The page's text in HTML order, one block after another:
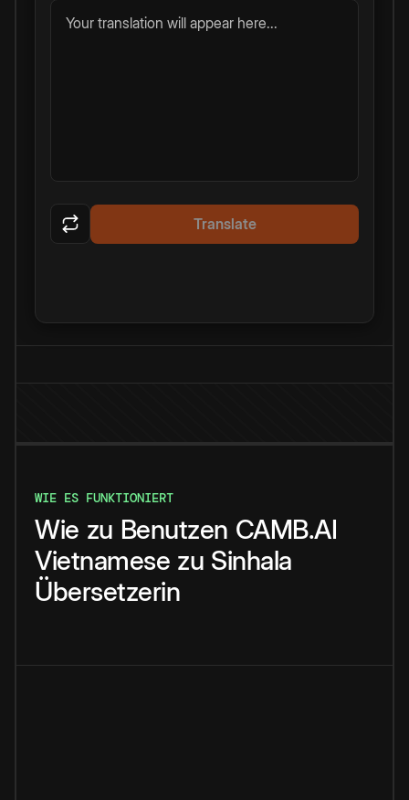
Your translation will appear here...
Translate
WIE ES FUNKTIONIERT
Wie zu Benutzen CAMB.AI
Vietnamese zu Sinhala
Übersetzerin